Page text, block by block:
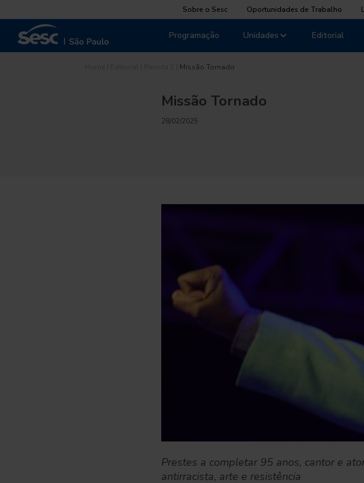
Sobre o Sesc Oportunidades de Trabalho
Unidades
Programação Editorial
Missão Tornado
Missão Tornado
28/02/2025
Prestes a completar 95 anos, cantor e
antirracista, arte e resistência